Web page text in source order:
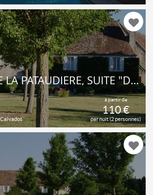
à partir de
110 €
par nuit (2 personnes)
SUITE "DUMONT D'URVILLE"